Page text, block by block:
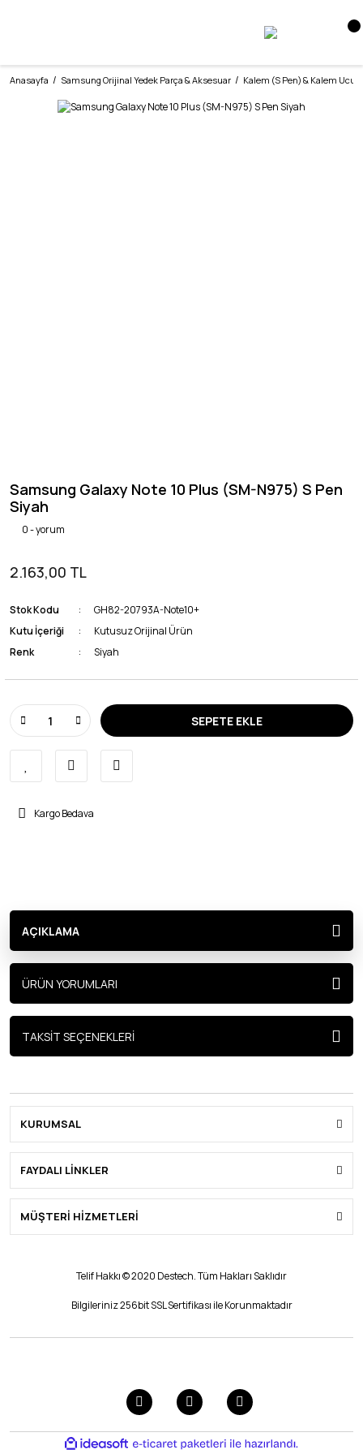
Anasayfa Samsung Orijinal Yedek Parça & Aksesuar Kalem (S Pen) & Kalem Ucu
Samsung Galaxy Note 10 Plus (SM-N975) S Pen
Siyah
0 - yorum
2.163,00 TL
Stok Kodu
GH82-20793A-Note10+
Kutu İçeriği
Kutusuz Orijinal Ürün
Renk
Siyah
SEPETE EKLE
Kargo Bedava
AÇIKLAMA
ÜRÜN YORUMLARI
TAKSİT SEÇENEKLERİ
KURUMSAL
FAYDALI LİNKLER
MÜŞTERİ HİZMETLERİ
Telif Hakkı © 2020 Destech. Tüm Hakları Saklıdır
Bilgileriniz 256bit SSL Sertifikası ile Korunmaktadır
ideasoft
e-